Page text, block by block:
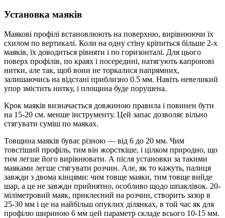
Установка маяків
Маякові профілі встановлюють на поверхню, вирівнюючи їх
схилом по вертикалі. Коли на одну стіну кріпиться більше 2-х
маяків, їх доводиться рівняти і по горизонталі. Для цього
поверх профілів, по краях і посередині, натягують капронові
нитки, але так, щоб вони не торкалися напрямних,
залишаючись на відстані приблизно 0.5 мм. Навіть невеликий
упор змістить нитку, і площина буде порушена.
Крок маяків визначається довжиною правила і повинен бути
на 15-20 см. менше інструменту. Цей запас дозволяє вільно
стягувати суміш по маяках.
Товщина маяків буває різною — від 6 до 20 мм. Чим
товстіший профіль, тим він жорсткіше, і цілком природно, що
тим легше його вирівнювати. А після установки за такими
маяками легше стягувати розчин. Але, як то кажуть, палиця
завжди з двома кінцями: чим товще маяки, тим товще вийде
шар, а це не завжди прийнятно, особливо щодо шпаклівок. 20-
міліметровий маяк, приклеєний на розчин, створить зазор в
25-30 мм і це на найбільш опуклих ділянках, в той час як для
профілю шириною 6 мм цей параметр складе всього 10-15 мм.